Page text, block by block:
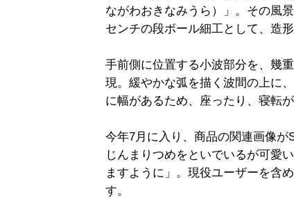
ながわおきなみうら）」。その風
センチの段ボール細工として、造形
手前側に位置する小波部分を、幾
現。緩やかな弧を描く波間の上に
に幅があるため、座ったり、寝転
今年7月に入り、商品の関連画像が
じんまりつめをといでいるが可愛
ますように」。現役ユーザーを含
す。